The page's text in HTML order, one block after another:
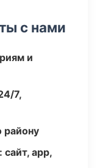
с нами
и
7,
району
app,